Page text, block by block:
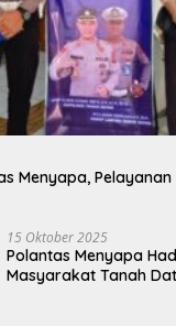
Menyapa, Pelayanan
15 Oktober 2025
Polantas Menyapa
Masyarakat Tanah